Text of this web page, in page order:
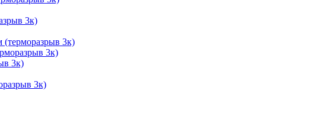
3к)
(терморазрыв 3к)
3к)
3к)
3к)